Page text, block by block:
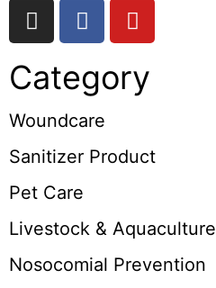
Category
Woundcare
Sanitizer Product
Pet Care
Livestock & Aquaculture
Nosocomial Prevention